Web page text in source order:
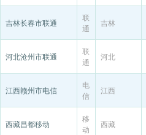
吉林长春市联通
联
通
吉林
河北沧州市联通
联
通
河北
江西赣州市电信
电
信
江西
西藏昌都移动
移
动
西藏